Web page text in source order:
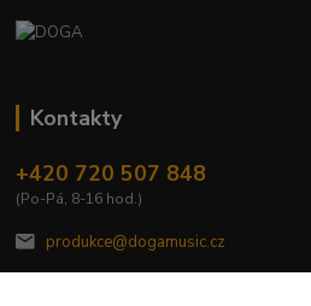
Kontakty
+420 720 507 848
(Po-Pá, 8-16 hod.)
produkce@dogamusic.cz